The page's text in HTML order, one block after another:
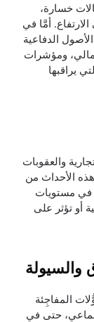
خسارة،
أمَّا في
الدفاعية
ومؤشرات
يراقبها
والعقوبات
الأحداث من
في مستويات
أو تؤثر على
والسيولة
المفاجِئة
حتى في